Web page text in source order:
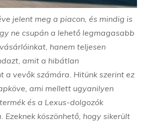
jelent meg a piacon, és mindig is
ne csupán a lehető legmagasabb
hanem teljesen
amit a hibátlan
a vevők számára. Hitünk szerint ez
ami mellett ugyanilyen
és a Lexus-dolgozók
Ezeknek köszönhető, hogy sikerült